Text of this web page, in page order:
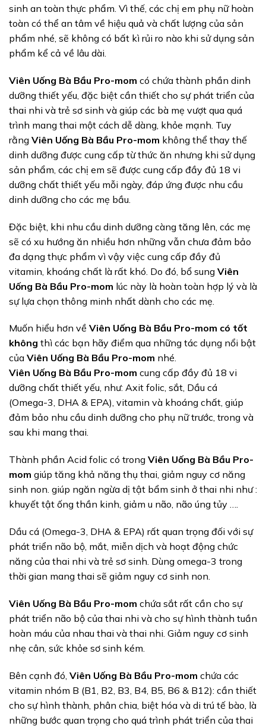
sinh an toàn thực phẩm. Vì thế, các chị em phụ nữ hoàn
toàn có thể an tâm về hiệu quả và chất lượng của sản
phẩm nhé, sẽ không có bất kì rủi ro nào khi sử dụng sản
phẩm kể cả về lâu dài.
Viên Uống Bà Bầu Pro-mom có chứa thành phần dinh
dưỡng thiết yếu, đặc biệt cần thiết cho sự phát triển của
thai nhi và trẻ sơ sinh và giúp các bà mẹ vượt qua quá
trình mang thai một cách dễ dàng, khỏe mạnh. Tuy
rằng Viên Uống Bà Bầu Pro-mom không thể thay thế
dinh dưỡng được cung cấp từ thức ăn nhưng khi sử dụng
sản phẩm, các chị em sẽ được cung cấp đầy đủ 18 vi
dưỡng chất thiết yếu mỗi ngày, đáp ứng được nhu cầu
dinh dưỡng cho các mẹ bầu.
Đặc biệt, khi nhu cầu dinh dưỡng càng tăng lên, các mẹ
sẽ có xu hướng ăn nhiều hơn những vẫn chưa đảm bảo
đa dạng thực phẩm vì vậy việc cung cấp đầy đủ
vitamin, khoáng chất là rất khó. Do đó, bổ sung Viên
Uống Bà Bầu Pro-mom lúc này là hoàn toàn hợp lý và là
sự lựa chọn thông minh nhất dành cho các mẹ.
Muốn hiểu hơn về Viên Uống Bà Bầu Pro-mom có tốt
không thì các bạn hãy điểm qua những tác dụng nổi bật
của Viên Uống Bà Bầu Pro-mom nhé.
Viên Uống Bà Bầu Pro-mom cung cấp đầy đủ 18 vi
dưỡng chất thiết yếu, như: Axit folic, sắt, Dầu cá
(Omega-3, DHA & EPA), vitamin và khoáng chất, giúp
đảm bảo nhu cầu dinh dưỡng cho phụ nữ trước, trong và
sau khi mang thai.
Thành phần Acid folic có trong Viên Uống Bà Bầu Pro-
mom giúp tăng khả năng thụ thai, giảm nguy cơ năng
sinh non. giúp ngăn ngừa dị tật bẩm sinh ở thai nhi như :
khuyết tật ống thần kinh, giảm u não, não úng tủy ….
Dầu cá (Omega-3, DHA & EPA) rất quan trọng đối với sự
phát triển não bộ, mắt, miễn dịch và hoạt động chức
năng của thai nhi và trẻ sơ sinh. Dùng omega-3 trong
thời gian mang thai sẽ giảm nguy cơ sinh non.
Viên Uống Bà Bầu Pro-mom chứa sắt rất cần cho sự
phát triển não bộ của thai nhi và cho sự hình thành tuần
hoàn máu của nhau thai và thai nhi. Giảm nguy cơ sinh
nhẹ cân, sức khỏe sơ sinh kém.
Bên cạnh đó, Viên Uống Bà Bầu Pro-mom chứa các
vitamin nhóm B (B1, B2, B3, B4, B5, B6 & B12): cần thiết
cho sự hình thành, phân chia, biệt hóa và di trú tế bào, là
những bước quan trọng cho quá trình phát triển của thai